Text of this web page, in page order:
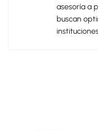
asesoría a
buscan